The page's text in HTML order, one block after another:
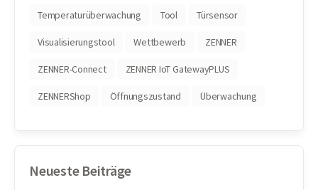
Temperaturüberwachung Tool Türsensor
Visualisierungstool Wettbewerb ZENNER
ZENNER-Connect ZENNER IoT GatewayPLUS
ZENNERShop Öffnungszustand Überwachung
Neueste Beiträge